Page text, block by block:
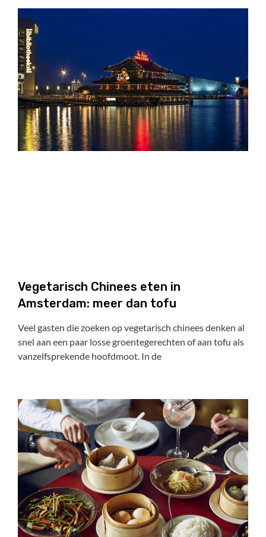
Vegetarisch Chinees eten in
Amsterdam: meer dan tofu
Veel gasten die zoeken op vegetarisch chinees denken al
snel aan een paar losse groentegerechten of aan tofu als
vanzelfsprekende hoofdmoot. In de